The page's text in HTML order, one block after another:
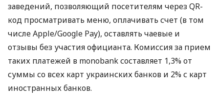
заведений, позволяющий посетителям через QR-
код просматривать меню, оплачивать счет (в том
числе Apple/Google Pay), оставлять чаевые и
отзывы без участия официанта. Комиссия за прием
таких платежей в monobank составляет 1,3% от
суммы со всех карт украинских банков и 2% с карт
иностранных банков.